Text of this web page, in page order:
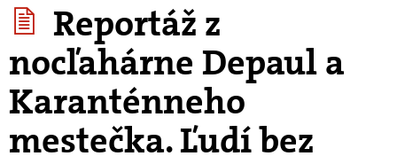
Reportáž z
nocľahárne Depaul a
Karanténneho
mestečka. Ľudí bez